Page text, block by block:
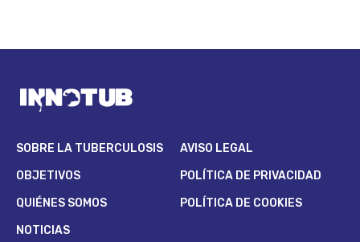
SOBRE LA TUBERCULOSIS
OBJETIVOS
QUIÉNES SOMOS
NOTICIAS
AVISO LEGAL
POLÍTICA DE PRIVACIDAD
POLÍTICA DE COOKIES